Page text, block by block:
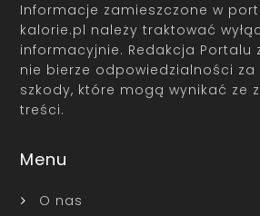
Informacje zamieszczone w
kalorie.pl należy traktować
informacyjnie. Redakcja Portalu
nie bierze odpowiedzialności za
szkody, które mogą wynikać ze
treści.
Menu
O nas